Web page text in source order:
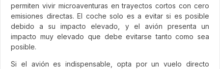
permiten vivir microaventuras en trayectos cortos con cero
emisiones directas. El coche solo es a evitar si es posible
debido a su impacto elevado, y el avión presenta un
impacto muy elevado que debe evitarse tanto como sea
posible.
Si el avión es indispensable, opta por un vuelo directo